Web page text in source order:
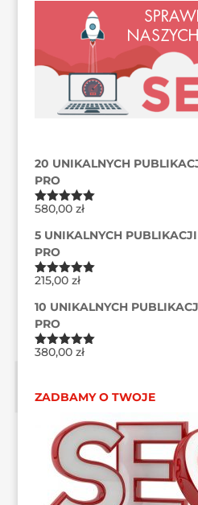
20 UNIKALNYCH
PRO
Oceniono
580,00 zł
5 UNIKALNYCH
PRO
Oceniono
215,00 zł
10 UNIKALNYCH
PRO
Oceniono
380,00 zł
ZADBAMY O TWOJE